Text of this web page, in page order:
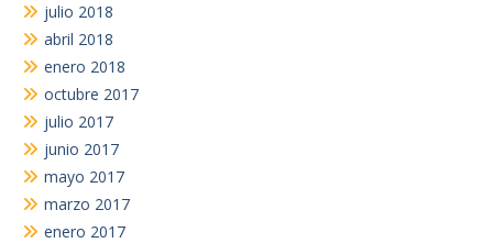
julio 2018
abril 2018
enero 2018
octubre 2017
julio 2017
junio 2017
mayo 2017
marzo 2017
enero 2017